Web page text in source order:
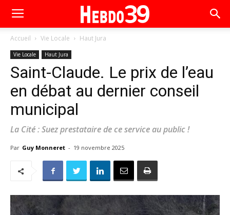
Accueil Vie Locale Haut Jura
Vie Locale Haut Jura
Saint-Claude. Le prix de l’eau
en débat au dernier conseil
municipal
La Cité : Suez prestataire de ce service au public !
Par Guy Monneret - 19 novembre 2025